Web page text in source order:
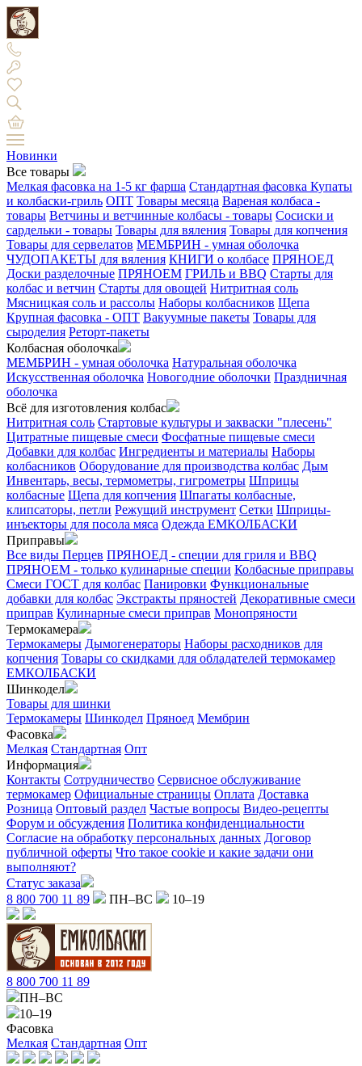
Новинки
Все товары
Мелкая фасовка на 1-5 кг фарша Стандартная фасовка Купаты
и колбаски-гриль ОПТ Товары месяца Вареная колбаса -
товары Ветчины и ветчинные колбасы - товары Сосиски и
сардельки - товары Товары для вяления Товары для копчения
Товары для сервелатов МЕМБРИН - умная оболочка
ЧУДОПАКЕТЫ для вяления КНИГИ о колбасе ПРЯНОЕД
Доски разделочные ПРЯНОЕМ ГРИЛЬ и BBQ Старты для
колбас и ветчин Старты для овощей Нитритная соль
Мясницкая соль и рассолы Наборы колбасников Щепа
Крупная фасовка - ОПТ Вакуумные пакеты Товары для
сыроделия Реторт-пакеты
Колбасная оболочка
МЕМБРИН - умная оболочка Натуральная оболочка
Искусственная оболочка Новогодние оболочки Праздничная
оболочка
Всё для изготовления колбас
Нитритная соль Стартовые культуры и закваски "плесень"
Цитратные пищевые смеси Фосфатные пищевые смеси
Добавки для колбас Ингредиенты и материалы Наборы
колбасников Оборудование для производства колбас Дым
Инвентарь, весы, термометры, гигрометры Шприцы
колбасные Щепа для копчения Шпагаты колбасные,
клипсаторы, петли Режущий инструмент Сетки Шприцы-
инъекторы для посола мяса Одежда ЕМКОЛБАСКИ
Приправы
Все виды Перцев ПРЯНОЕД - специи для гриля и BBQ
ПРЯНОЕМ - только кулинарные специи Колбасные приправы
Смеси ГОСТ для колбас Панировки Функциональные
добавки для колбас Экстракты пряностей Декоративные смеси
приправ Кулинарные смеси приправ Монопряности
Термокамера
Термокамеры Дымогенераторы Наборы расходников для
копчения Товары со скидками для обладателей термокамер
ЕМКОЛБАСКИ
Шинкодел
Товары для шинки
Термокамеры Шинкодел Пряноед Мембрин
Фасовка
Мелкая Стандартная Опт
Информация
Контакты Сотрудничество Сервисное обслуживание
термокамер Официальные страницы Оплата Доставка
Розница Оптовый раздел Частые вопросы Видео-рецепты
Форум и обсуждения Политика конфиденциальности
Согласие на обработку персональных данных Договор
публичной оферты Что такое cookie и какие задачи они
выполняют?
Статус заказа
8 800 700 11 89
ПН–ВС 10–19
8 800 700 11 89
ПН–ВС
10–19
Фасовка
Мелкая Стандартная Опт